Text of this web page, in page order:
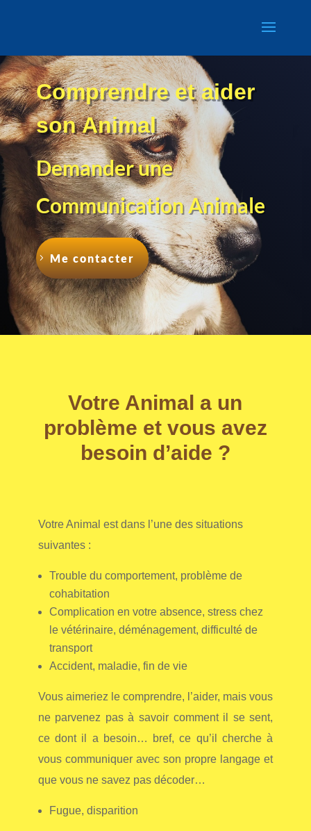
Comprendre et aider
son Animal
Demander une
Communication Animale
Me contacter
Votre Animal a un
problème et vous avez
besoin d’aide ?
Votre Animal est dans l’une des situations
suivantes:
Trouble du comportement, problème de
cohabitation
Complication en votre absence, stress chez
le vétérinaire, déménagement, difficulté de
transport
Accident, maladie, fin de vie
Vous aimeriez le comprendre, l’aider, maisvous
ne parvenez pas à savoir comment il se sent,
ce dont il a besoin… bref, ce qu’il cherche à
vous communiquer avec son propre langage et
que vous ne savez pas décoder…
Fugue, disparition